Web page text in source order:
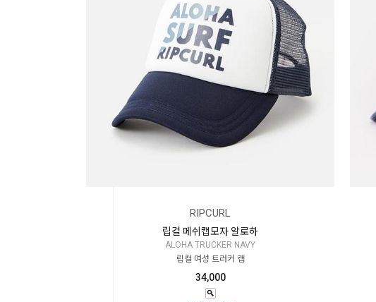
RIPCURL
립컬 메쉬캡모자 알로하
ALOHA TRUCKER NAVY
립컬 여성 트러커 캡
34,000